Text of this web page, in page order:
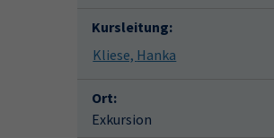
Kursleitung:
Kliese, Hanka
Ort:
Exkursion